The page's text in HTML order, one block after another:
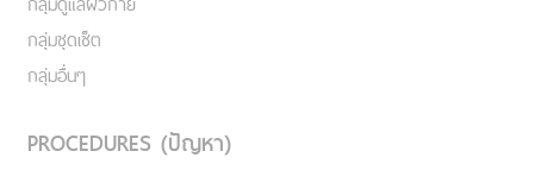
กลุ่มชุดเซ็ต
กลุ่มอื่นๆ
PROCEDURES (ปัญหา)